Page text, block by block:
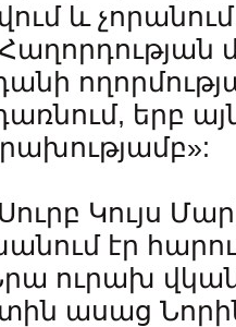
և
երբ
Սուրբ Կույս
էր
Նրա ուրախ
ասաց Նորին